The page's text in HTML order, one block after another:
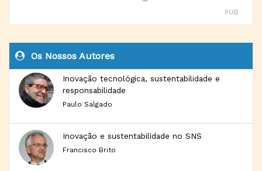
PUB
Os Nossos Autores
Inovação tecnológica, sustentabilidade e
responsabilidade
Paulo Salgado
Inovação e sustentabilidade no SNS
Francisco Brito